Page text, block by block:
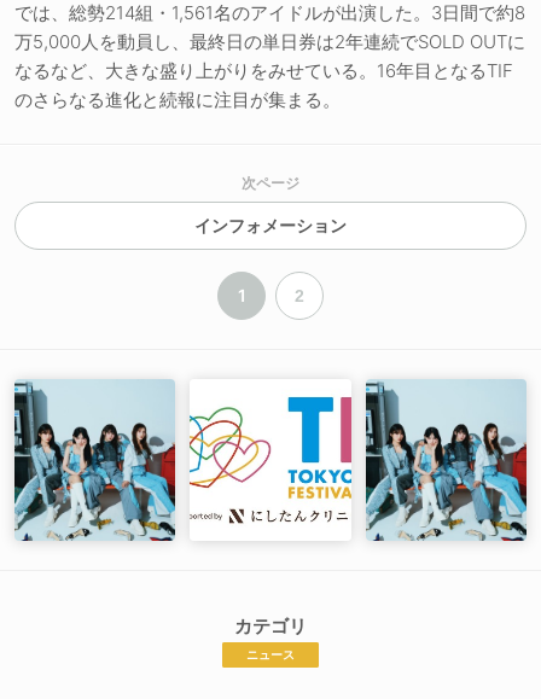
では、総勢214組・1,561名のアイドルが出演した。3日間で約8
万5,000人を動員し、最終日の単日券は2年連続でSOLD OUTに
なるなど、大きな盛り上がりをみせている。16年目となるTIF
のさらなる進化と続報に注目が集まる。
次ページ
インフォメーション
1 2
カテゴリ
ニュース